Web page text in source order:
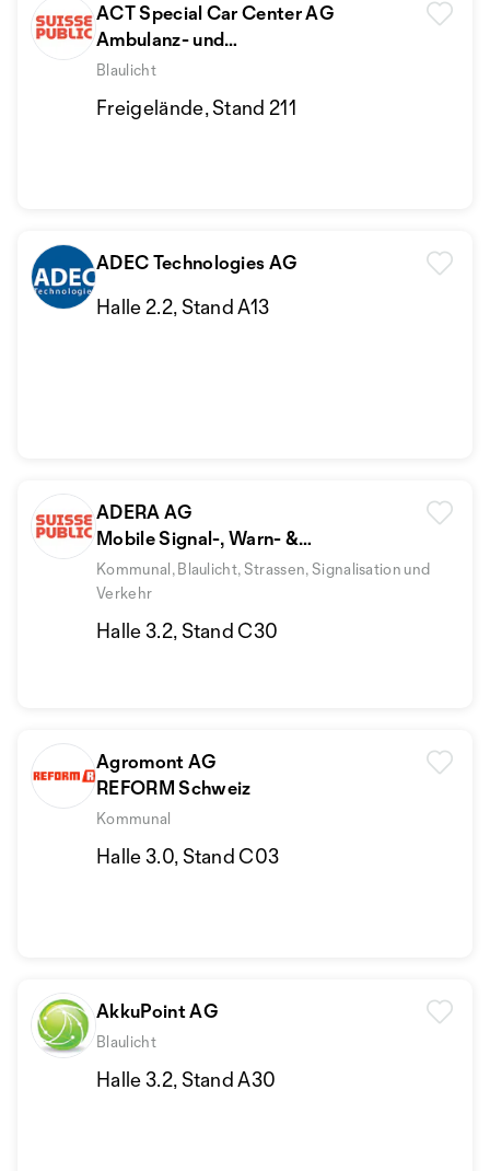
ACT Special Car Center AG
Ambulanz- und
Feuerwehrfahrzeuge
Blaulicht
Freigelände, Stand 211
ADEC Technologies AG
Halle 2.2, Stand A13
ADERA AG
Mobile Signal-, Warn- &
Lichttechnik
Kommunal, Blaulicht, Strassen, Signalisation und
Verkehr
Halle 3.2, Stand C30
Agromont AG
REFORM Schweiz
Kommunal
Halle 3.0, Stand C03
AkkuPoint AG
Blaulicht
Halle 3.2, Stand A30